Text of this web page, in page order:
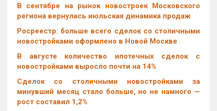
В сентябре на рынок новостроек Московского
региона вернулась июльская динамика продаж
Росреестр: больше всего сделок со столичными
новостройками оформлено в Новой Москве
В августе количество ипотечных сделок с
новостройками выросло почти на 14%
Cделок со столичными новостройками за
минувший месяц стало больше, но не намного —
рост составил 1,2%